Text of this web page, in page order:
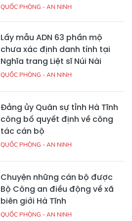
QUỐC PHÒNG - AN NINH
Lấy mẫu ADN 63 phần mộ
chưa xác định danh tính tại
Nghĩa trang Liệt sĩ Núi Nài
QUỐC PHÒNG - AN NINH
Đảng ủy Quân sự tỉnh Hà Tĩnh
công bố quyết định về công
tác cán bộ
QUỐC PHÒNG - AN NINH
Chuyện những cán bộ được
Bộ Công an điều động về xã
biên giới Hà Tĩnh
QUỐC PHÒNG - AN NINH